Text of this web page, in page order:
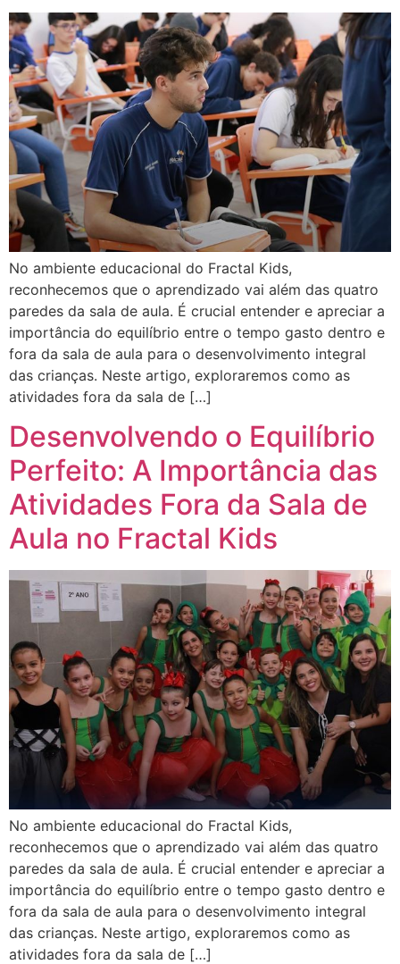
No ambiente educacional do Fractal Kids,
reconhecemos que o aprendizado vai além das quatro
paredes da sala de aula. É crucial entender e apreciar a
importância do equilíbrio entre o tempo gasto dentro e
fora da sala de aula para o desenvolvimento integral
das crianças. Neste artigo, exploraremos como as
atividades fora da sala de […]
Desenvolvendo o Equilíbrio
Perfeito: A Importância das
Atividades Fora da Sala de
Aula no Fractal Kids
No ambiente educacional do Fractal Kids,
reconhecemos que o aprendizado vai além das quatro
paredes da sala de aula. É crucial entender e apreciar a
importância do equilíbrio entre o tempo gasto dentro e
fora da sala de aula para o desenvolvimento integral
das crianças. Neste artigo, exploraremos como as
atividades fora da sala de […]